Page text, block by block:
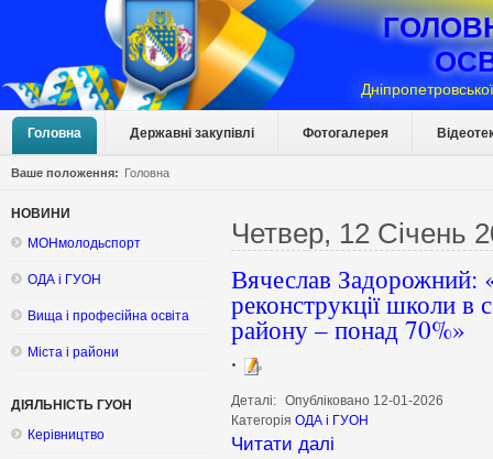
Головна Державні закупівлі Фотогалерея
Ваше положення: Головна
НОВИНИ
МОНмолодьспорт
ОДА і ГУОН
Вища і професійна освіта
Міста і райони
ДІЯЛЬНІСТЬ ГУОН
Керівництво
Четвер, 12 Січень
Вячеслав Задорожний:
реконструкції школи в
району – понад 70%»
Деталі: Опубліковано 12-01-2026
Категорія ОДА і ГУОН
Читати далі